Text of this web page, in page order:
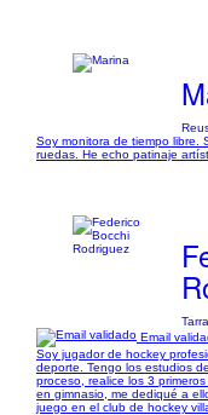
Soy monitora de tiempo libre.
ruedas. He echo patinaje
Email
Soy jugador de hockey
deporte. Tengo los estudios
proceso, realice los 3
en gimnasio, me dediqué a
juego en el club de hockey